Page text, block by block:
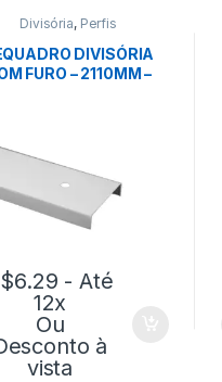
Divisória, Perfis
DIVISÓRIA
FURO – 2110MM –
6.29 - Até
12x
Ou
à
vista